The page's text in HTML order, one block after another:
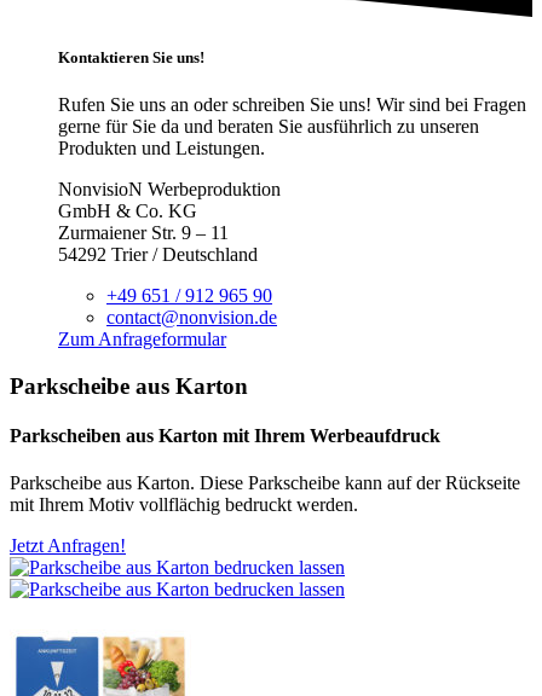
Kontaktieren Sie uns!
Rufen Sie uns an oder schreiben Sie uns! Wir sind bei Fragen
gerne für Sie da und beraten Sie ausführlich zu unseren
Produkten und Leistungen.
NonvisioN Werbeproduktion
GmbH & Co. KG
Zurmaiener Str. 9 – 11
54292 Trier / Deutschland
+49 651 / 912 965 90
contact@nonvision.de
Zum Anfrageformular
Parkscheibe aus Karton
Parkscheiben aus Karton mit Ihrem Werbeaufdruck
Parkscheibe aus Karton. Diese Parkscheibe kann auf der Rückseite
mit Ihrem Motiv vollflächig bedruckt werden.
Jetzt Anfragen!